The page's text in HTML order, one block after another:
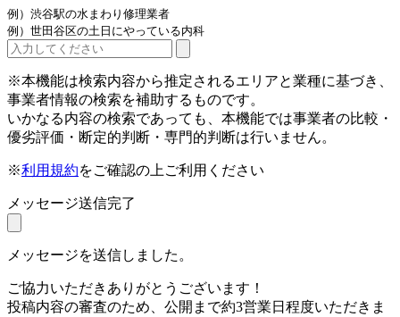
例）渋谷駅の水まわり修理業者
例）世田谷区の土日にやっている内科
※本機能は検索内容から推定されるエリアと業種に基づき、
事業者情報の検索を補助するものです。
いかなる内容の検索であっても、本機能では事業者の比較・
優劣評価・断定的判断・専門的判断は行いません。
※利用規約をご確認の上ご利用ください
メッセージ送信完了
メッセージを送信しました。
ご協力いただきありがとうございます！
投稿内容の審査のため、公開まで約3営業日程度いただきま